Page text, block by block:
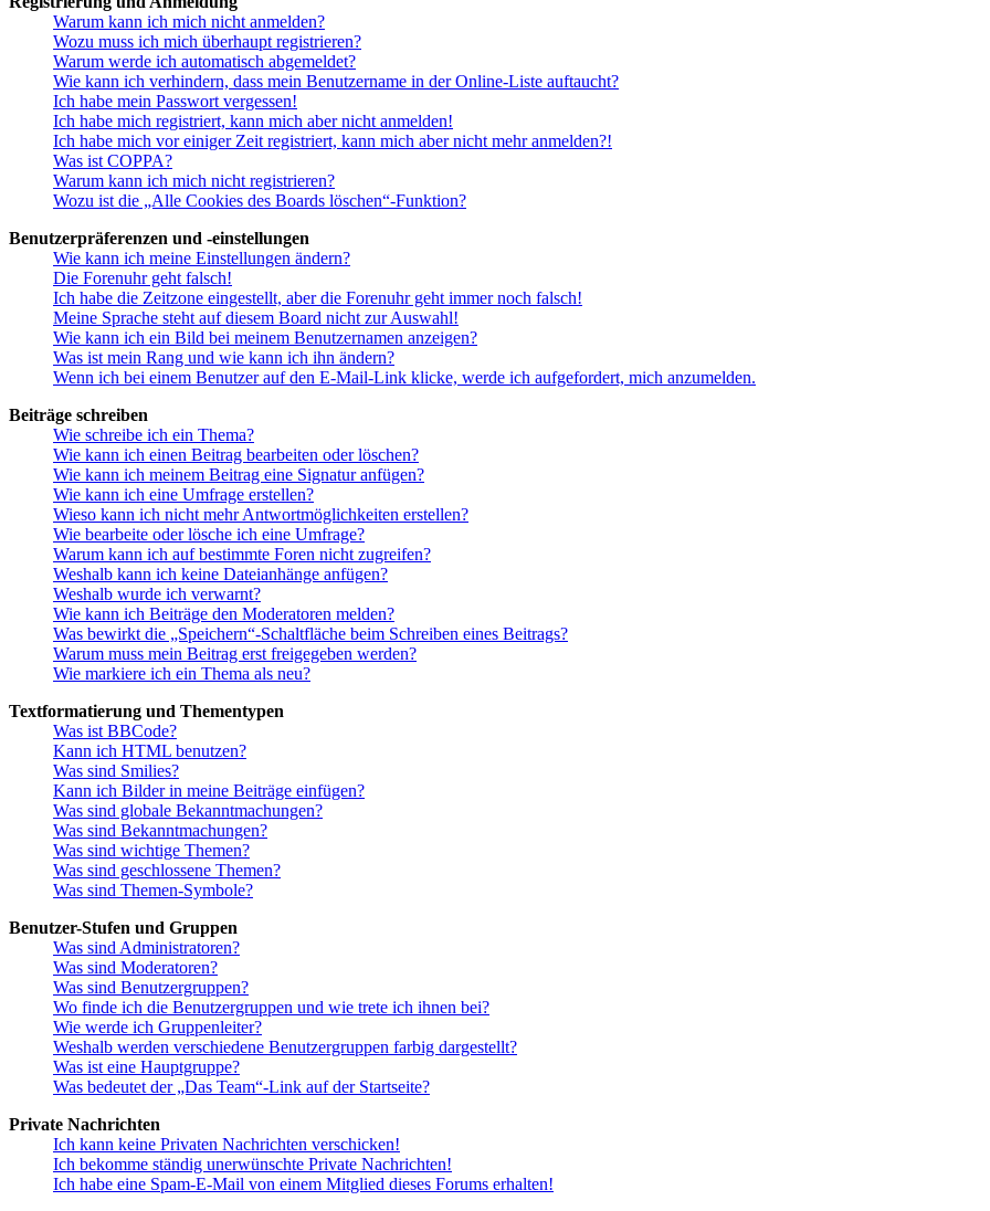
Warum kann ich mich nicht anmelden?
Wozu muss ich mich überhaupt registrieren?
Warum werde ich automatisch abgemeldet?
Wie kann ich verhindern, dass mein Benutzername in der Online-Liste auftaucht?
Ich habe mein Passwort vergessen!
Ich habe mich registriert, kann mich aber nicht anmelden!
Ich habe mich vor einiger Zeit registriert, kann mich aber nicht mehr anmelden?!
Was ist COPPA?
Warum kann ich mich nicht registrieren?
Wozu ist die „Alle Cookies des Boards löschen“-Funktion?
Benutzerpräferenzen und -einstellungen
Wie kann ich meine Einstellungen ändern?
Die Forenuhr geht falsch!
Ich habe die Zeitzone eingestellt, aber die Forenuhr geht immer noch falsch!
Meine Sprache steht auf diesem Board nicht zur Auswahl!
Wie kann ich ein Bild bei meinem Benutzernamen anzeigen?
Was ist mein Rang und wie kann ich ihn ändern?
Wenn ich bei einem Benutzer auf den E-Mail-Link klicke, werde ich aufgefordert, mich anzumelden.
Beiträge schreiben
Wie schreibe ich ein Thema?
Wie kann ich einen Beitrag bearbeiten oder löschen?
Wie kann ich meinem Beitrag eine Signatur anfügen?
Wie kann ich eine Umfrage erstellen?
Wieso kann ich nicht mehr Antwortmöglichkeiten erstellen?
Wie bearbeite oder lösche ich eine Umfrage?
Warum kann ich auf bestimmte Foren nicht zugreifen?
Weshalb kann ich keine Dateianhänge anfügen?
Weshalb wurde ich verwarnt?
Wie kann ich Beiträge den Moderatoren melden?
Was bewirkt die „Speichern“-Schaltfläche beim Schreiben eines Beitrags?
Warum muss mein Beitrag erst freigegeben werden?
Wie markiere ich ein Thema als neu?
Textformatierung und Thementypen
Was ist BBCode?
Kann ich HTML benutzen?
Was sind Smilies?
Kann ich Bilder in meine Beiträge einfügen?
Was sind globale Bekanntmachungen?
Was sind Bekanntmachungen?
Was sind wichtige Themen?
Was sind geschlossene Themen?
Was sind Themen-Symbole?
Benutzer-Stufen und Gruppen
Was sind Administratoren?
Was sind Moderatoren?
Was sind Benutzergruppen?
Wo finde ich die Benutzergruppen und wie trete ich ihnen bei?
Wie werde ich Gruppenleiter?
Weshalb werden verschiedene Benutzergruppen farbig dargestellt?
Was ist eine Hauptgruppe?
Was bedeutet der „Das Team“-Link auf der Startseite?
Private Nachrichten
Ich kann keine Privaten Nachrichten verschicken!
Ich bekomme ständig unerwünschte Private Nachrichten!
Ich habe eine Spam-E-Mail von einem Mitglied dieses Forums erhalten!